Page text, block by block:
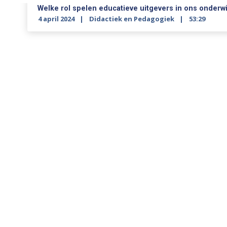
Welke rol spelen educatieve uitgevers in ons
4 april 2024 Didactiek en Pedagogiek 53:29